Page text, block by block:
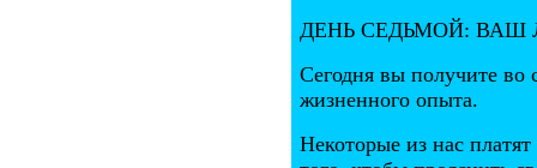
ДЕНЬ СЕДЬМОЙ: ВАШ
Сегодня вы получите во
жизненного опыта.
Некоторые из нас